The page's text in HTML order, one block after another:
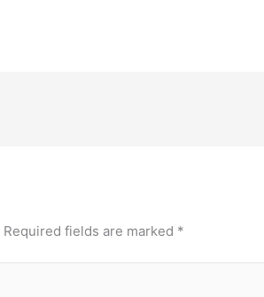
Required fields are marked *